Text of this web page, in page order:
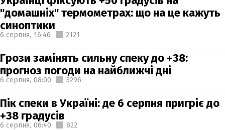
"домашніх" термометрах: що на це кажуть
синоптики
6 серпня, 16:46 2121
Грози замінять сильну спеку до +38:
прогноз погоди на найближчі дні
6 серпня, 08:00 3296
Пік спеки в Україні: де 6 серпня пригріє до
+38 градусів
6 серпня, 06:40 822